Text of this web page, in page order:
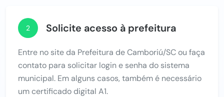
2 Solicite acesso à prefeitura
Entre no site da Prefeitura de Camboriú/SC ou faça
contato para solicitar login e senha do sistema
municipal. Em alguns casos, também é necessário
um certificado digital A1.